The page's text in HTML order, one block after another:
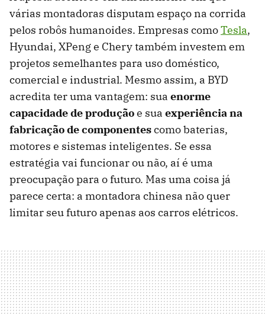
várias montadoras disputam espaço na corrida
pelos robôs humanoides. Empresas comoTesla,
Hyundai, XPeng e Chery também investem em
projetos semelhantes para uso doméstico,
comercial e industrial. Mesmo assim, a BYD
acredita ter uma vantagem: sua enorme
capacidade de produçãoe sua experiência na
fabricação de componentescomo baterias,
motores e sistemas inteligentes. Se essa
estratégia vai funcionar ou não, aí é uma
preocupação para o futuro. Mas uma coisa já
parece certa: a montadora chinesa não quer
limitar seu futuro apenas aos carros elétricos.